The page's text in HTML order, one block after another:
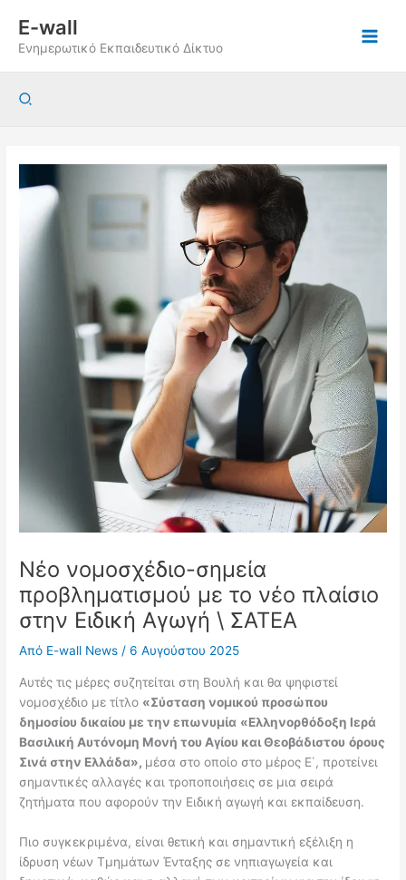
περιεχόμενο
E-wall
Ενημερωτικό Εκπαιδευτικό Δίκτυο
Αναζήτηση
Νέο νομοσχέδιο-σημεία
προβληματισμού με το νέο πλαίσιο
στην Ειδική Αγωγή \ ΣΑΤΕΑ
Από E-wall News/6 Αυγούστου 2025
Αυτές τις μέρες συζητείται στη Βουλή και θα ψηφιστεί
νομοσχέδιο με τίτλο «Σύσταση νομικού προσώπου
δημοσίου δικαίου με την επωνυμία «Ελληνορθόδοξη Ιερά
Βασιλική Αυτόνομη Μονή του Αγίου και Θεοβάδιστου όρους
Σινά στην Ελλάδα», μέσα στο οποίο στο μέρος Ε΄, προτείνει
σημαντικές αλλαγές και τροποποιήσεις σε μια σειρά
ζητήματα που αφορούν την Ειδική αγωγή και εκπαίδευση.
Πιο συγκεκριμένα, είναι θετική και σημαντική εξέλιξη η
ίδρυση νέων Τμημάτων Ένταξης σε νηπιαγωγεία και